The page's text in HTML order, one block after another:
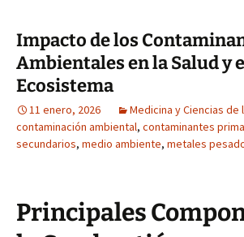
Impacto de los
Ambientales en la Salud y
Ecosistema
11 enero, 2026
Medicina y Ciencias de
contaminación ambiental, contaminantes
secundarios, medio ambiente, metales
Principales